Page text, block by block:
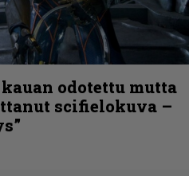
odotettu mutta
scifielokuva –